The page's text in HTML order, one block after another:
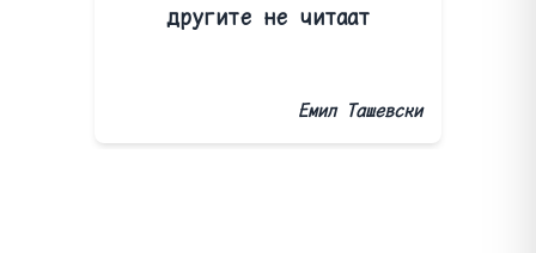
другите не читаат
Емил Ташевски